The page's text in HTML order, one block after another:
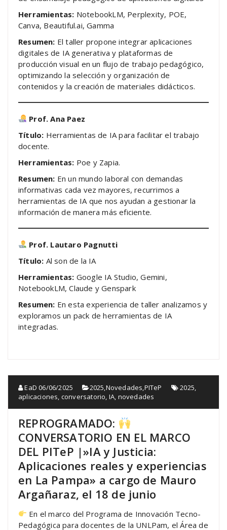
Herramientas: NotebookLM, Perplexity, POE,
Canva, Beautiful.ai, Gamma
Resumen: El taller propone integrar aplicaciones
digitales de IA generativa y plataformas de
producción visual en un flujo de trabajo pedagógico,
optimizando la selección y organización de
contenidos y la creación de materiales didácticos.
Prof. Ana Paez
Título: Herramientas de IA para facilitar el trabajo
docente.
Herramientas: Poe y Zapia.
Resumen: En un mundo laboral con demandas
informativas cada vez mayores, recurrimos a
herramientas de IA que nos ayudan a gestionar la
información de manera más eficiente.
Prof. Lautaro Pagnutti
Título: Al son de la IA
Herramientas: Google IA Studio, Gemini,
NotebookLM, Claude y Genspark
Resumen: En esta experiencia de taller analizamos y
exploramos un pack de herramientas de IA
integradas.
EaD06/06/2025 2025,Novedades,PITeP 2025,
aplicaciones, conversatorio, IA, novedades
REPROGRAMADO:
CONVERSATORIO EN EL MARCO
DEL PITeP |»IA y Justicia:
Aplicaciones reales y experiencias
en La Pampa» a cargo de Mauro
Argañaraz, el 18 de junio
En el marco del Programa de Innovación Tecno-
Pedagógica para docentes de la UNLPam, el Área de